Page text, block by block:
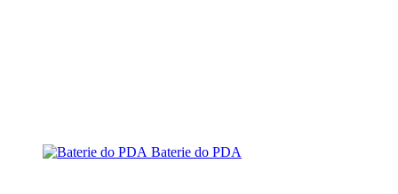
Baterie do PDA